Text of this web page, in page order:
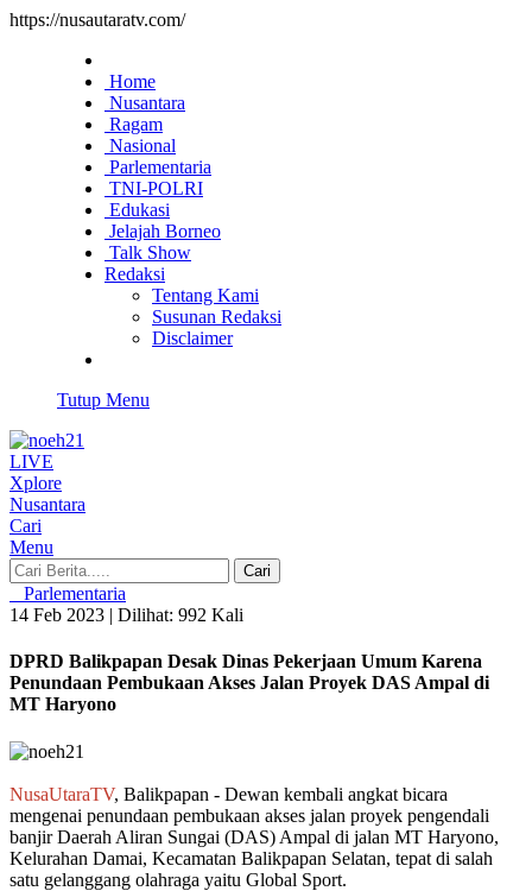
https://nusautaratv.com/
Home
Nusantara
Ragam
Nasional
Parlementaria
TNI-POLRI
Edukasi
Jelajah Borneo
Talk Show
Redaksi
Tentang Kami
Susunan Redaksi
Disclaimer
Tutup Menu
LIVE
Xplore
Nusantara
Cari
Menu
Cari
Parlementaria
14 Feb 2023 | Dilihat: 992 Kali
DPRD Balikpapan Desak Dinas Pekerjaan Umum Karena
Penundaan Pembukaan Akses Jalan Proyek DAS Ampal di
MT Haryono
NusaUtaraTV, Balikpapan - Dewan kembali angkat bicara
mengenai penundaan pembukaan akses jalan proyek pengendali
banjir Daerah Aliran Sungai (DAS) Ampal di jalan MT Haryono,
Kelurahan Damai, Kecamatan Balikpapan Selatan, tepat di salah
satu gelanggang olahraga yaitu Global Sport.